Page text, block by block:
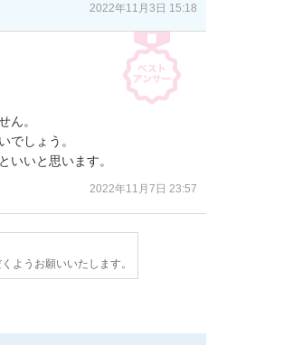
2022年11月3日 15:18
ん。
でしょう。
いいと思います。
2022年11月7日 23:57
ようお願いいたします。